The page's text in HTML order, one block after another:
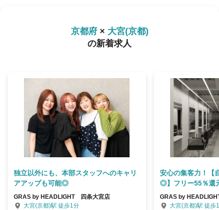
京都府× 大宮(京都)
の新着求人
独立以外にも、本部スタッフへのキャリ
アアップも可能◎
GRAS by HEADLIGHT 四条大宮店
大宮(京都)駅 徒歩1分
安心の集客力！【
◎】フリー55％還
GRAS by
大宮(京都)駅 徒歩